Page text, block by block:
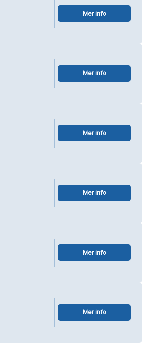
Mer info
Mer info
Mer info
Mer info
Mer info
Mer info